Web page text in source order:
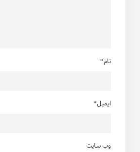
نام*
ایمیل*
وب سایت